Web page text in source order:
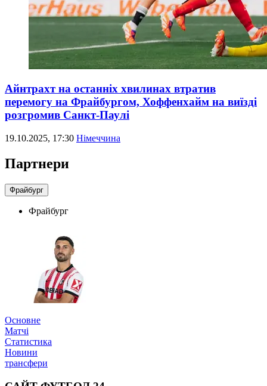
Айнтрахт на останніх хвилинах втратив
перемогу на Фрайбургом, Хоффенхайм на виїзді
розгромив Санкт-Паулі
19.10.2025, 17:30 Німеччина
Партнери
Фрайбург
Фрайбург
Основне
Матчі
Статистика
Новини
трансфери